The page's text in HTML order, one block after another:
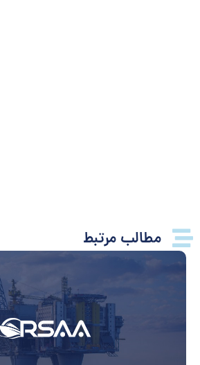
مطالب مرتبط